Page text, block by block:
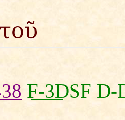
F-3DSF D-